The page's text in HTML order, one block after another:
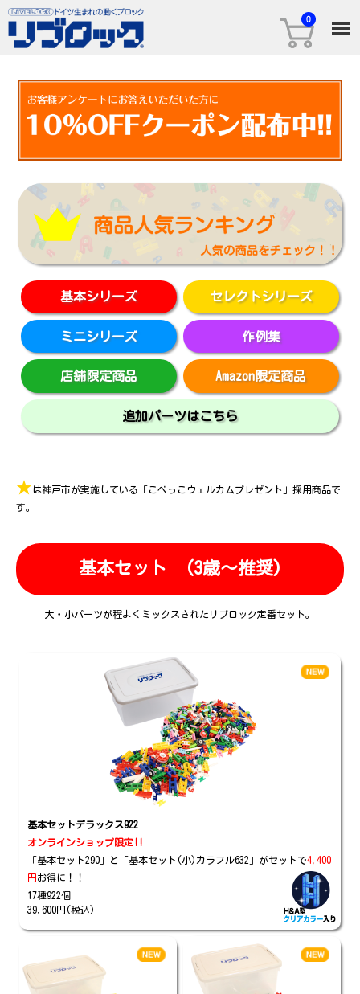
基本シリーズ セレクトシリーズ
ミニシリーズ 作例集
店舗限定商品 Amazon限定商品
追加パーツはこちら
★は神戸市が実施している「こべっこウェルカムプレゼント」採用商品で
す。
基本セット (3歳～推奨)
大・小パーツが程よくミックスされたリブロック定番セット。
基本セットデラックス922
オンラインショップ限定!!
「基本セット290」と「基本セット(小)カラフル632」がセットで4,400
円お得に！！
17種922個
39,600円(税込)